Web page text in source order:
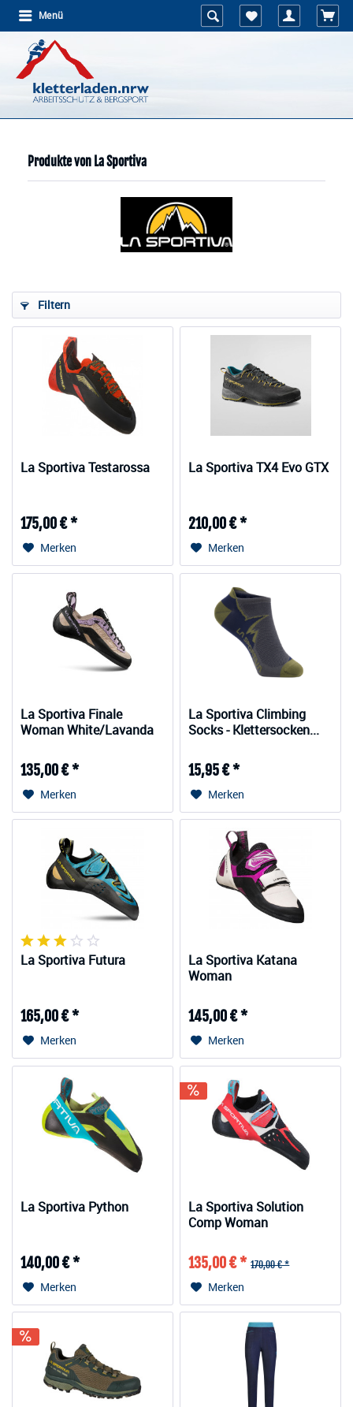
Menü
Produkte von La Sportiva
Filtern
La Sportiva Testarossa
175,00 € *
Merken
La Sportiva TX4 Evo GTX
210,00 € *
Merken
La Sportiva Finale
Woman White/Lavanda
135,00 € *
Merken
La Sportiva Climbing
Socks - Klettersocken...
15,95 € *
Merken
La Sportiva Futura
165,00 € *
Merken
La Sportiva Katana
Woman
145,00 € *
Merken
La Sportiva Python
140,00 € *
Merken
La Sportiva Solution
Comp Woman
135,00 € * 170,00 € *
Merken